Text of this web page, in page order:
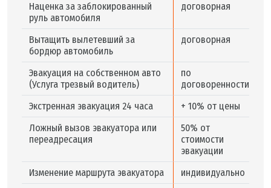
Наценка за заблокированный
руль автомобиля
договорная
Вытащить вылетевший за
бордюр автомобиль
договорная
Эвакуация на собственном авто
(Услуга трезвый водитель)
по
договоренности
Экстренная эвакуация 24 часа
+ 10% от цены
Ложный вызов эвакуатора или
переадресация
50% от
стоимости
эвакуации
Изменение маршрута эвакуатора
индивидуально